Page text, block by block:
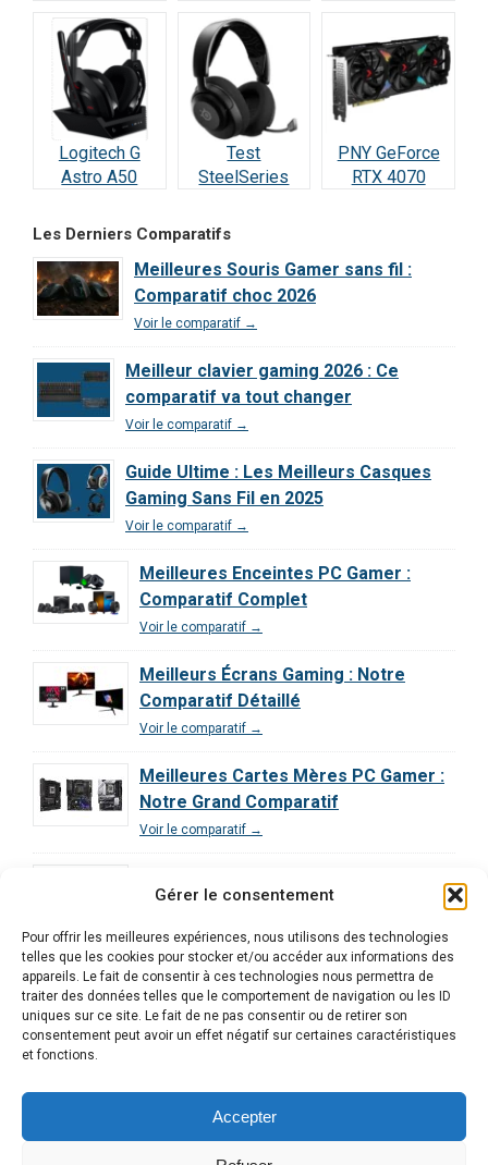
Gérer le consentement
Pour offrir les meilleures expériences, nous utilisons des technologies
telles que les cookies pour stocker et/ou accéder aux informations des
appareils. Le fait de consentir à ces technologies nous permettra de
traiter des données telles que le comportement de navigation ou les ID
uniques sur ce site. Le fait de ne pas consentir ou de retirer son
consentement peut avoir un effet négatif sur certaines caractéristiques
et fonctions.
Accepter
Test Complet
RTX 5070
(2026)
meilleure carte
à 498 € ?
Vraiment
incroyable ?
Logitech G
Astro A50
Notre Test
2026
Test
SteelSeries
Wireless : Le
qualité/prix de
2026 ?
PNY GeForce
RTX 4070
Les Derniers Comparatifs
Meilleures Souris Gamer sans fil :
Comparatif choc 2026
Voir le comparatif →
Meilleur clavier gaming 2026 : Ce
comparatif va tout changer
Voir le comparatif →
Guide Ultime : Les Meilleurs Casques
Gaming Sans Fil en 2025
Voir le comparatif →
Meilleures Enceintes PC Gamer :
Comparatif Complet
Voir le comparatif →
Meilleurs Écrans Gaming : Notre
Comparatif Détaillé
Voir le comparatif →
Meilleures Cartes Mères PC Gamer :
Notre Grand Comparatif
Voir le comparatif →
Gaming : Guide Ultime
Voir le comparatif →
Comparatif Exclusif | Les 3 Meilleurs
PC Gamer Décryptés
Voir le comparatif →